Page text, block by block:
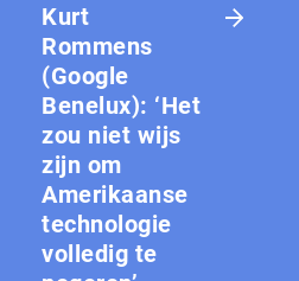
Kurt
Rommens
(Google
Benelux): ‘Het
zou niet wijs
zijn om
Amerikaanse
technologie
volledig te